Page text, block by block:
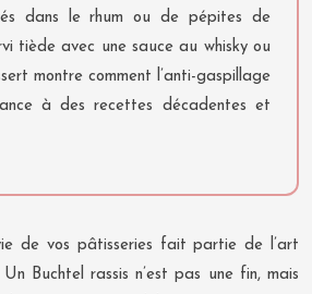
dans le rhum ou de pépites de
tiède avec une sauce au whisky ou
montre comment l’anti-gaspillage
à des recettes décadentes et
de vos pâtisseries fait partie de l’art
Buchtel rassis n’est pas une fin, mais